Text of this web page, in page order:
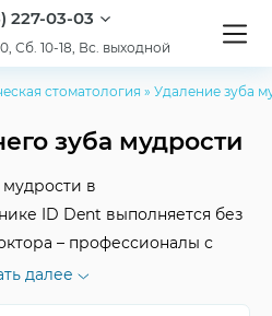
227-03-03
Сб. 10-18, Вс. выходной
стоматология » Удаление зуба
зуба мудрости
в
ID Dent выполняется без
– профессионалы с
деликатно и быстро
далее